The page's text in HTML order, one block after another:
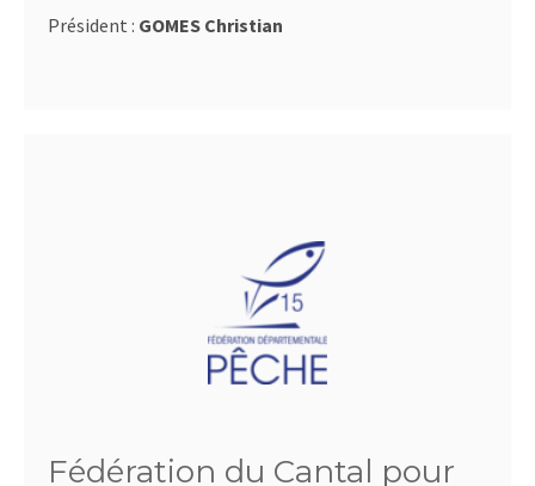
Président : GOMES Christian
Fédération du Cantal pour